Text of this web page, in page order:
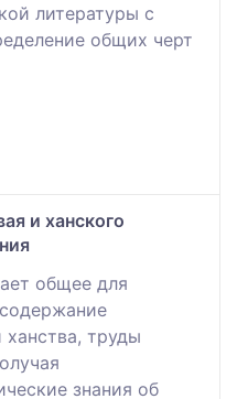
литературы с
общих черт
и ханского
общее для
труды
знания об